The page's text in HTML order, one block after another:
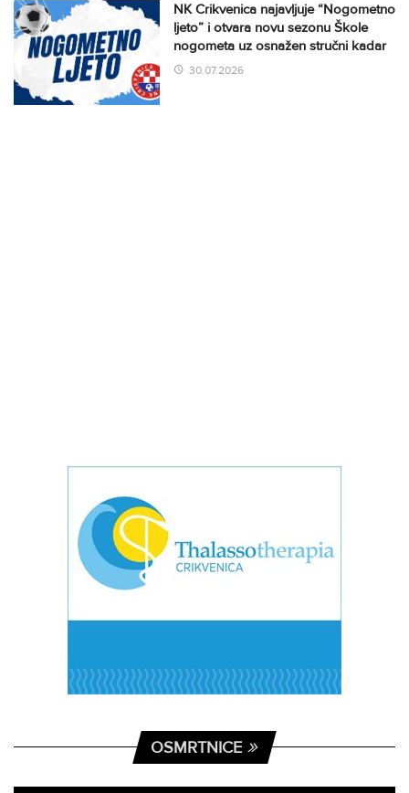
NK Crikvenica najavljuje “Nogometno
ljeto” i otvara novu sezonu Škole
nogometa uz osnažen stručni kadar
30.07.2026
OSMRTNICE